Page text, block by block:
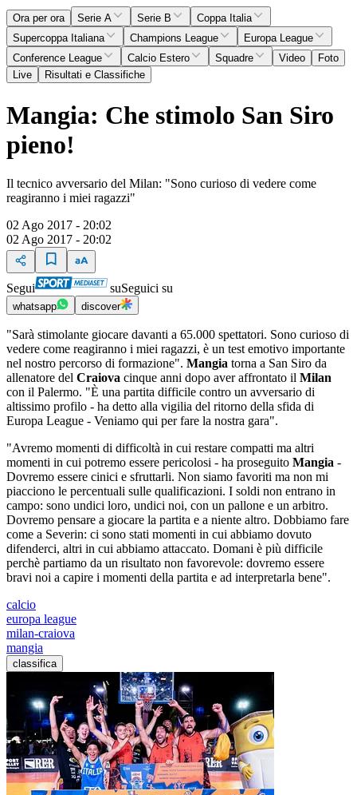
Ora per ora Serie A Serie B
Coppa Italia
Supercoppa Italiana
Champions League
Europa League
Conference League
Calcio Estero Squadre Video
Foto
Live
Risultati e Classifiche
Mangia: Che stimolo San Siro
pieno!
Il tecnico avversario del Milan: "Sono curioso di vedere come
reagiranno i miei ragazzi"
02 Ago 2017 - 20:02
02 Ago 2017 - 20:02
Segui suSeguici su
whatsapp discover
"Sarà stimolante giocare davanti a 65.000 spettatori. Sono curioso di
vedere come reagiranno i miei ragazzi, è un test emotivo importante
nel nostro percorso di formazione". Mangia torna a San Siro da
allenatore del Craiova cinque anni dopo aver affrontato il Milan
con il Palermo. "È una partita difficile contro un avversario di
altissimo profilo - ha detto alla vigilia del ritorno della sfida di
Europa League - Veniamo qui per fare la nostra gara".
"Avremo momenti di difficoltà in cui restare compatti ma altri
momenti in cui potremo essere pericolosi - ha proseguito Mangia -
Dovremo essere cinici e sfruttarli. Non siamo favoriti ma non mi
piacciono le percentuali sulle qualificazioni. I soldi non entrano in
campo: sono undici loro, undici noi, con un pallone e un arbitro.
Dovremo pensare a giocare la partita e a niente altro. Dobbiamo fare
come a Severin: ci sono stati momenti in cui abbiamo dovuto
difenderci, altri in cui abbiamo attaccato. Domani è più difficile
perchè partiamo da un risultato non favorevole: dovremo essere
bravi noi a capire i momenti della partita e ad interpretarla bene".
calcio
europa league
milan-craiova
mangia
classifica